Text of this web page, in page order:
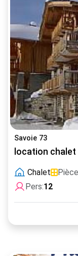
Savoie 73
location
Chalet
Pers:12